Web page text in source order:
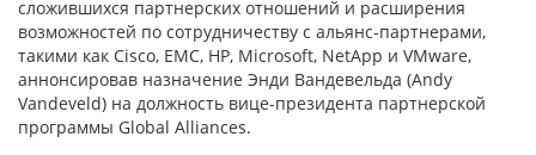
сложившихся партнерских отношений и расширения
возможностей по сотрудничеству с альянс-партнерами,
такими как Cisco, EMC, HP, Microsoft, NetApp и VMware,
аннонсировав назначение Энди Вандевельда (Andy
Vandeveld) на должность вице-президента партнерской
программы Global Alliances.